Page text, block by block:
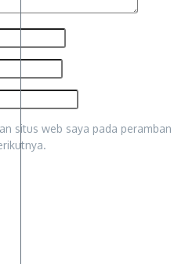
situs web saya pada peramban